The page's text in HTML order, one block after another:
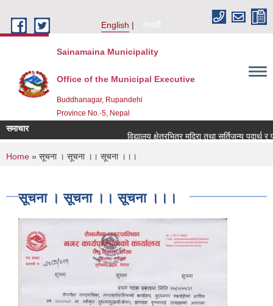
English
नेपाली
Sainamaina Municipality
Office of the Municipal Executive
Buddhanagar, Rupandehi
Province No.-5, Nepal
समाचार
विद्यालय क्षेत्रभित्र मदिरा तथा सुर्तिजन्य पदार्थ
You are here
Home » सूचना । सूचना ।। सूचना ।।।
सूचना । सूचना ।। सूचना ।।।